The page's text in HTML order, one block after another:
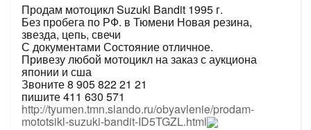
Продам мотоцикл Suzuki Bandit 1995 г.
Без пробега по РФ. в Тюмени Новая резина,
звезда, цепь, свечи
С документами Состояние отличное.
Привезу любой мотоцикл на заказ с аукциона
японии и сша
Звоните 8 905 822 21 21
пишите 411 630 571
http://tyumen.tmn.slando.ru/obyavlenie/prodam-
mototsikl-suzuki-bandit-ID5TGZL.html